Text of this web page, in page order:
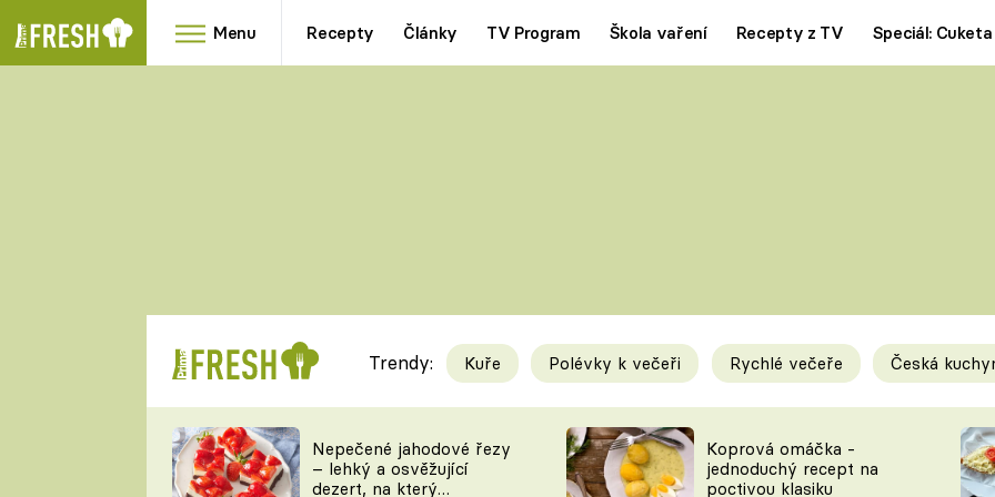
Menu Recepty Články TV Program Škola vaření Recepty z TV Speciál: Cuketa
RYCHLOVKY
Videorecepty
TEĎ VAŘÍ ŠÉF!
Tipy a triky
KAM ZA JÍDLEM
Trendy: Kuře Polévky k večeři Rychlé večeře Česká
Nepečené jahodové řezy
– lehký a osvěžující
dezert, na který
Koprová omáčka -
jednoduchý recept na
poctivou klasiku